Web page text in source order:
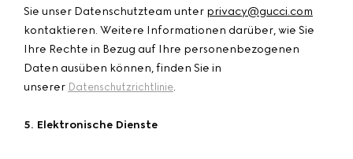
Sie unser Datenschutzteam unter privacy@gucci.com
kontaktieren. Weitere Informationen darüber, wie Sie
Ihre Rechte in Bezug auf Ihre personenbezogenen
Daten ausüben können, finden Sie in
unserer Datenschutzrichtlinie.
5. Elektronische Dienste